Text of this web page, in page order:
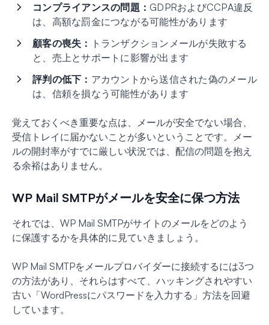
コンプライアンスの問題： GDPRおよびCCPA違反
は、高額な罰金につながる可能性があります
顧客の喪失：
トランザクションメールが失敗する
と、売上とサポートに影響が出ます
評判の低下： アカウントから送信された偽のメール
は、信頼を損なう可能性があります
覚えておくべき重要な点は、メールが安全でない場合、
受信トレイに届かないことが多いということです。メー
ルの開封率がすでに厳しい状況では、配信の問題を抱え
る余裕はありません。
WP Mail SMTPがメールを安全に保つ方法
それでは、WP Mail SMTPがサイトのメールをどのよう
に保護するかを具体的に見ていきましょう。
WP Mail SMTPをメールプロバイダーに接続するには3つ
の方法があり、それらはすべて、ハッキングされやすい
古い「WordPressにパスワードを入力する」方法を回避
しています。